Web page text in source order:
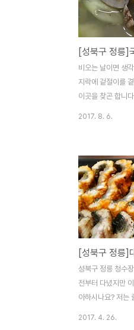
[성북구 정릉]
비오는 날이면 생
지락에 겉절이를
이곳을 찾곤 합니
신선한 재료를 사
실 수 있습니다.메
와서 먹어도 좋고,
니다.매주 수요일
랍니다. ㅁ 맛 5ㅁ
족 5, 만족 4, 보통
극히 개인적인 사
랍니다. ) 2017-
2017. 8. 6.
성북구 정릉 청수
전부터 다녔지만
아하시나요? 저는
2017. 4. 26.